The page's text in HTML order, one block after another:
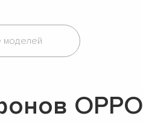
моделей
OPPO